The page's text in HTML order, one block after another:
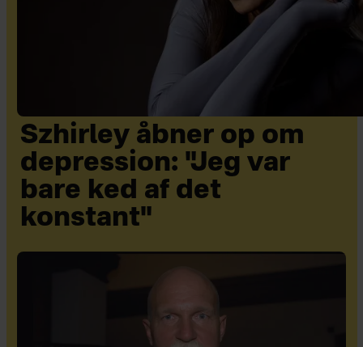
Szhirley åbner op om
depression: "Jeg var
bare ked af det
konstant"